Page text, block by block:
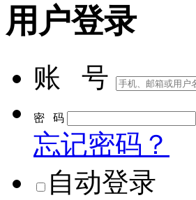
用户登录
账 号
密 码
忘记密码？
自动登录